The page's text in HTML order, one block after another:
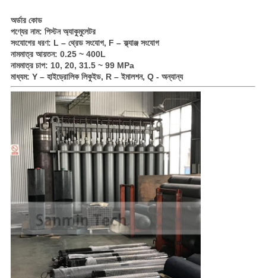
অর্ডার কোড
পণ্যের নাম: পিস্টন অ্যাকুমুলেটর
সংযোগের ধরণ: L – থ্রেড সংযোগ, F – ফ্ল্যাঞ্জ সংযোগ
নামমাত্র আয়তন: 0.25 ~ 400L
নামমাত্র চাপ: 10, 20, 31.5 ~ 99 MPa
মাধ্যম: Y – হাইড্রোলিক লিকুইড, R – ইমালশন, Q - অন্যান্য